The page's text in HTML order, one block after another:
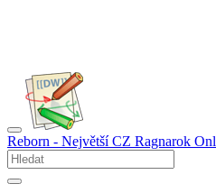
Reborn - Největší CZ Ragnarok